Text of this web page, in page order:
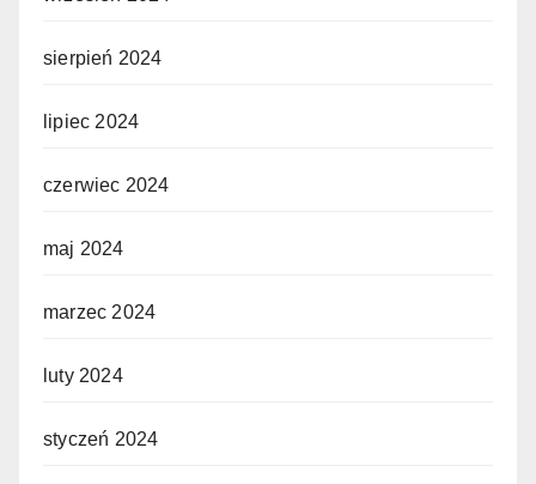
sierpień 2024
lipiec 2024
czerwiec 2024
maj 2024
marzec 2024
luty 2024
styczeń 2024